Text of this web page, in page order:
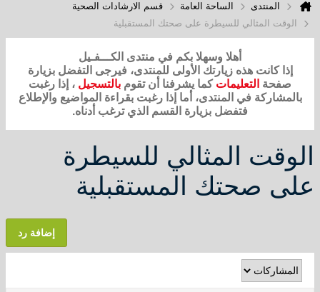
المنتدى الساحة العامة
قسم الارشادات الصحية
الوقت المثالي للسيطرة على صحتك المستقبلية
أهلا وسهلا بكم في منتدى الكـــفـيل
إذا كانت هذه زيارتك الأولى للمنتدى، فيرجى التفضل بزيارة
صفحة التعليمات كما يشرفنا أن تقوم بالتسجيل ، إذا رغبت
بالمشاركة في المنتدى، أما إذا رغبت بقراءة المواضيع والإطلاع
فتفضل بزيارة القسم الذي ترغب أدناه.
الوقت المثالي للسيطرة
على صحتك المستقبلية
إضافة رد